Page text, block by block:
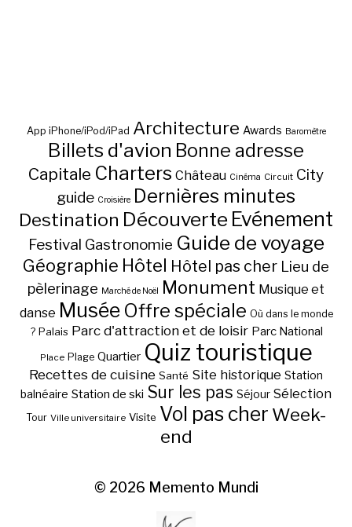
App iPhone/iPod/iPad Architecture Awards Baromètre
Billets d'avion Bonne adresse
Capitale Charters Château Cinéma Circuit City
guide Croisière Dernières minutes
Destination Découverte Evénement
Festival Gastronomie Guide de voyage
Géographie Hôtel Hôtel pas cher Lieu de
pèlerinage Marché de Noël Monument Musique et
danse Musée Offre spéciale Où dans le monde
? Palais Parc d'attraction et de loisir Parc National
Place Plage Quartier Quiz touristique
Recettes de cuisine Santé Site historique Station
balnéaire Station de ski Sur les pas Séjour Sélection
Tour Ville universitaire Visite Vol pas cher Week-
end
© 2026 Memento Mundi